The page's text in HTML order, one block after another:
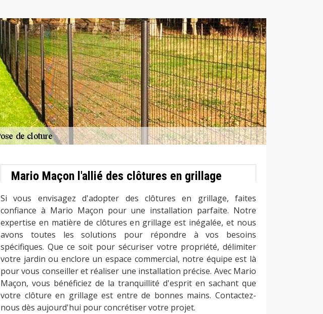
Mario Maçon l'allié des clôtures en grillage
Si vous envisagez d'adopter des clôtures en grillage, faites
confiance à Mario Maçon pour une installation parfaite. Notre
expertise en matière de clôtures en grillage est inégalée, et nous
avons toutes les solutions pour répondre à vos besoins
spécifiques. Que ce soit pour sécuriser votre propriété, délimiter
votre jardin ou enclore un espace commercial, notre équipe est là
pour vous conseiller et réaliser une installation précise. Avec Mario
Maçon, vous bénéficiez de la tranquillité d'esprit en sachant que
votre clôture en grillage est entre de bonnes mains. Contactez-
nous dès aujourd'hui pour concrétiser votre projet.